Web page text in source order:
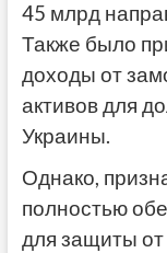
45 млрд
Также было
доходы от
активов для
Украины.
Однако,
полностью
для защиты от